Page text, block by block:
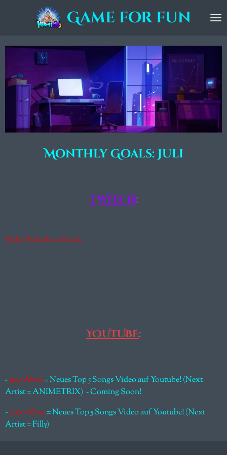
Hauptinhalt
Game for fun
Monthly Goals: Juli
TWITCH:
Siehe Subathon Goals
YOUTUBE:
-1500 Abos= Neues Top 5 Songs Video auf Youtube! (Next
Artist = ANIMETRIX) - Coming Soon!
-2000 Abos= Neues Top 5 Songs Video auf Youtube! (Next
Artist = Filly)